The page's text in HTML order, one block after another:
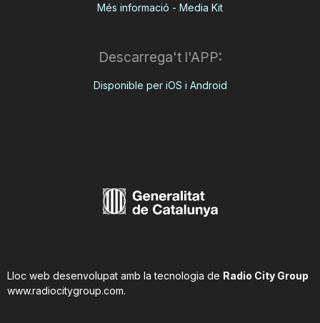
Més informació - Media Kit
Descarrega't l'APP:
Disponible per iOS i Android
Lloc web desenvolupat amb la tecnologia de Radio City Group
www.radiocitygroup.com.